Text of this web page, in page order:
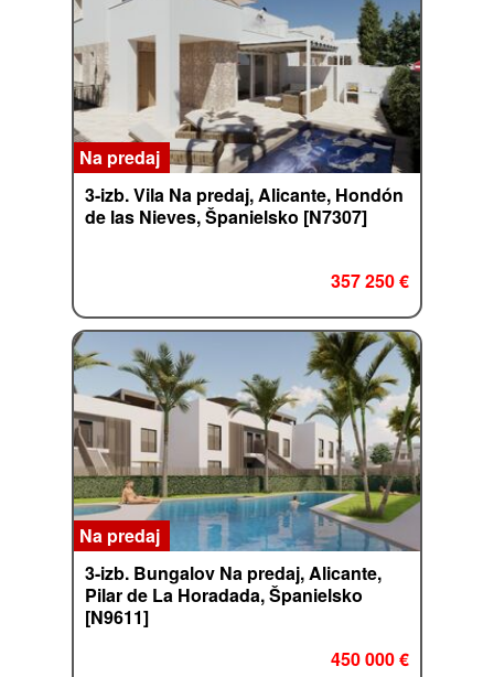
Na predaj
3-izb. Vila Na predaj, Alicante, Hondón
de las Nieves, Španielsko [N7307]
357 250 €
Na predaj
3-izb. Bungalov Na predaj, Alicante,
Pilar de La Horadada, Španielsko
[N9611]
450 000 €